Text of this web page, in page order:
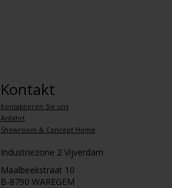
Kontakt
Kontaktieren Sie uns
Anfahrt
Showroom & Concept Home
Industriezone 2 Vijverdam
Maalbeekstraat 10
B-8790 WAREGEM